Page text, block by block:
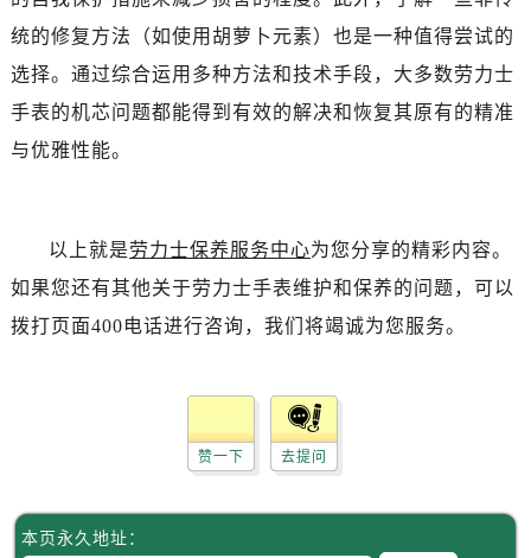
吉林省辽源市龙山区人民大街劳力士售后服务中心（需提前预约）
吉林省梅河口市新华街道梅河大街劳力士售后服务中心（需提前预约）
吉林省四平市铁东区紫气大路与南九经街交汇处劳力士售后服务中心（需提前预约）
辽宁省鞍山市铁东区站前街劳力士售后服务中心（需提前预约）
辽宁省本溪市平山区胜利路劳力士售后服务中心（需提前预约）
辽宁省辽阳市白塔区新运大街劳力士售后服务中心（需提前预约）
统的修复方法（如使用胡萝卜元素）也是一种值得尝试的
选择。通过综合运用多种方法和技术手段，大多数劳力士
手表的机芯问题都能得到有效的解决和恢复其原有的精准
与优雅性能。
以上就是劳力士保养服务中心为您分享的精彩内容。
如果您还有其他关于劳力士手表维护和保养的问题，可以
拨打页面400电话进行咨询，我们将竭诚为您服务。
赞一下 去提问
本页永久地址：